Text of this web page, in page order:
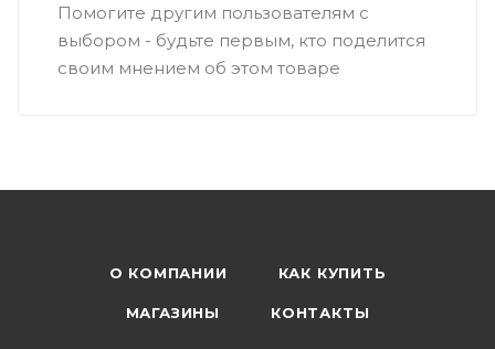
Помогите другим пользователям с
выбором - будьте первым, кто поделится
своим мнением об этом товаре
О КОМПАНИИ КАК КУПИТЬ
МАГАЗИНЫ КОНТАКТЫ